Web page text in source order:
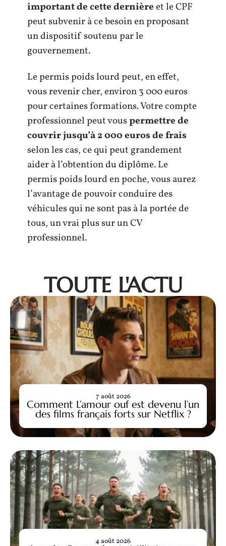
important de cette dernièreet le CPF
peut subvenir à ce besoin en proposant
un dispositif soutenu par le
gouvernement.
Le permis poids lourd peut, en effet,
vous revenir cher, environ 3 000 euros
pour certaines formations. Votre compte
professionnel peut vouspermettre de
couvrir jusqu’à 2 000 euros de frais
selon les cas, ce qui peut grandement
aider à l’obtention du diplôme. Le
permis poids lourd en poche, vous aurez
l’avantage de pouvoir conduire des
véhicules qui ne sont pas à la portée de
tous, un vrai plus sur un CV
professionnel.
TOUTE L'ACTU
Comment L’amour ouf est devenu l’un
des films français forts sur Netflix ?
7 août 2026
4 août 2026